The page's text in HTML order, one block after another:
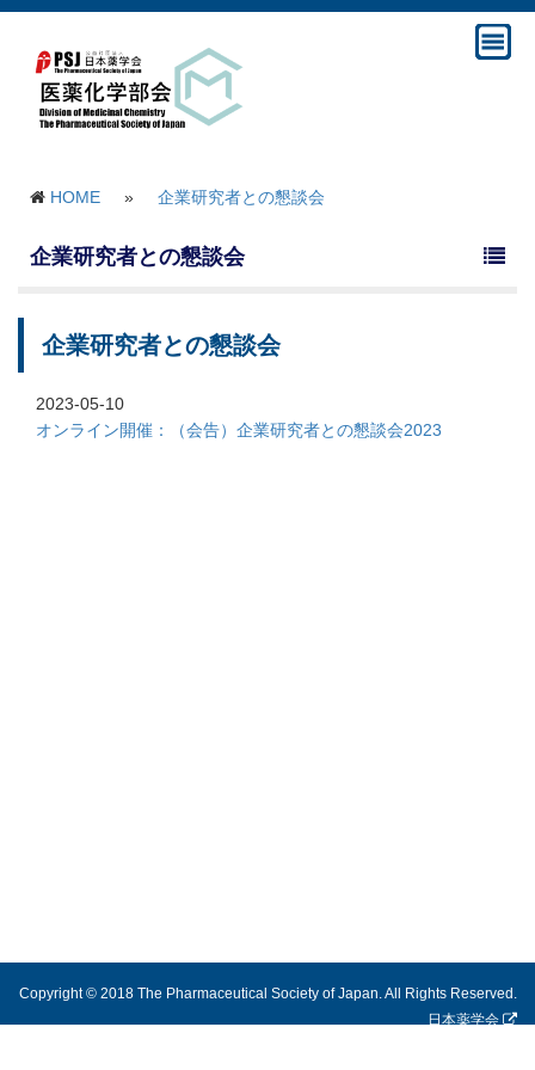
HOME » 企業研究者との懇談会
企業研究者との懇談会
企業研究者との懇談会
2023-05-10
オンライン開催：（会告）企業研究者との懇談会2023
Copyright © 2018 The Pharmaceutical Society of Japan. All Rights Reserved.
日本薬学会